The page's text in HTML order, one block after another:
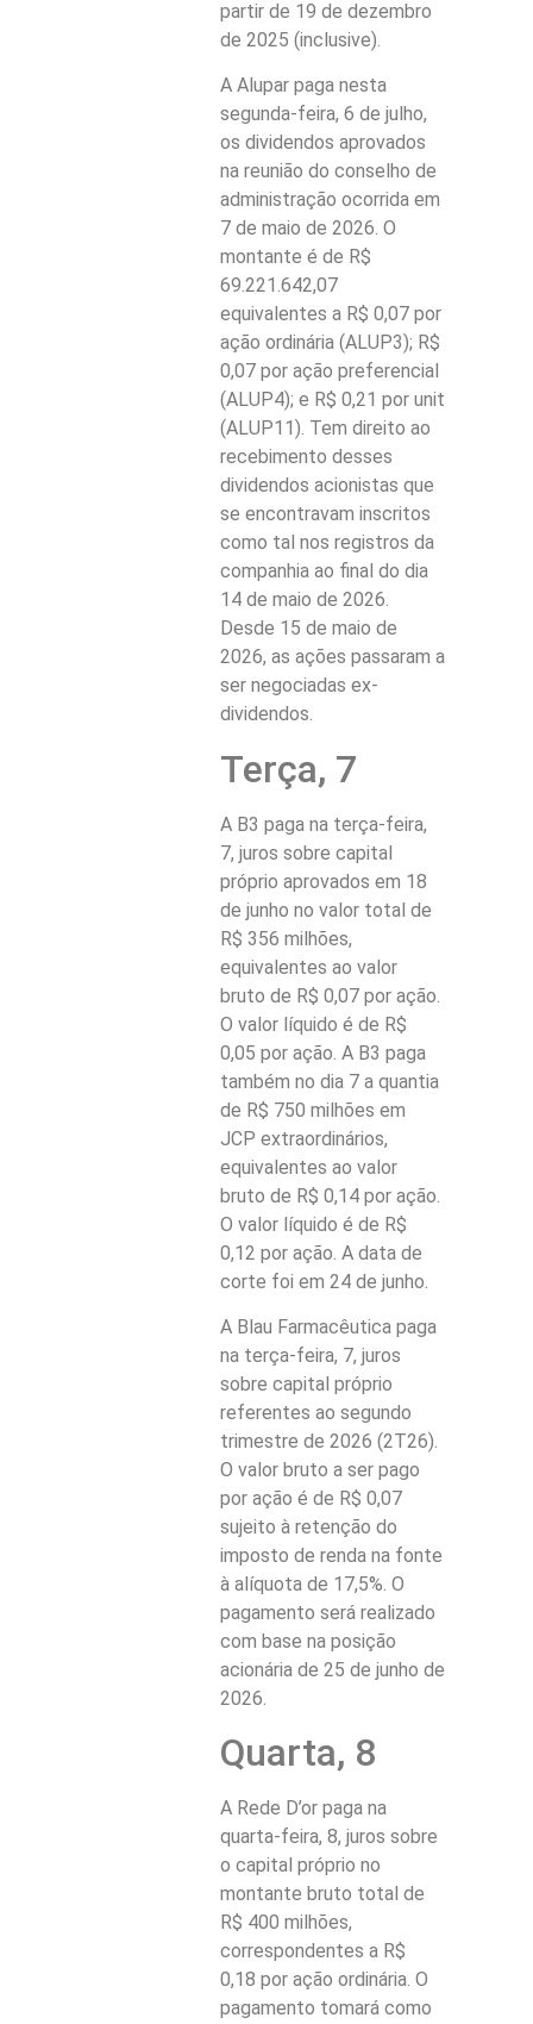
partir de 19 de dezembro
de 2025 (inclusive).
A Alupar paga nesta
segunda-feira, 6 de julho,
os dividendos aprovados
na reunião do conselho de
administração ocorrida em
7 de maio de 2026. O
montante é de R$
69.221.642,07
equivalentes a R$ 0,07 por
ação ordinária (ALUP3); R$
0,07 por ação preferencial
(ALUP4); e R$ 0,21 por unit
(ALUP11). Tem direito ao
recebimento desses
dividendos acionistas que
se encontravam inscritos
como tal nos registros da
companhia ao final do dia
14 de maio de 2026.
Desde 15 de maio de
2026, as ações passaram a
ser negociadas ex-
dividendos.
Terça, 7
A B3 paga na terça-feira,
7, juros sobre capital
próprio aprovados em 18
de junho no valor total de
R$ 356 milhões,
equivalentes ao valor
bruto de R$ 0,07 por ação.
O valor líquido é de R$
0,05 por ação. A B3 paga
também no dia 7 a quantia
de R$ 750 milhões em
JCP extraordinários,
equivalentes ao valor
bruto de R$ 0,14 por ação.
O valor líquido é de R$
0,12 por ação. A data de
corte foi em 24 de junho.
A Blau Farmacêutica paga
na terça-feira, 7, juros
sobre capital próprio
referentes ao segundo
trimestre de 2026 (2T26).
O valor bruto a ser pago
por ação é de R$ 0,07
sujeito à retenção do
imposto de renda na fonte
à alíquota de 17,5%. O
pagamento será realizado
com base na posição
acionária de 25 de junho de
2026.
Quarta, 8
A Rede D’or paga na
quarta-feira, 8, juros sobre
o capital próprio no
montante bruto total de
R$ 400 milhões,
correspondentes a R$
0,18 por ação ordinária. O
pagamento tomará como